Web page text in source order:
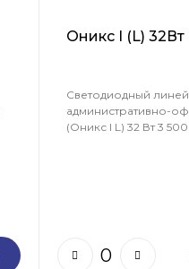
Оникс I (L)
Светодиодный
административно-
(Оникс I L) 32 Вт 3